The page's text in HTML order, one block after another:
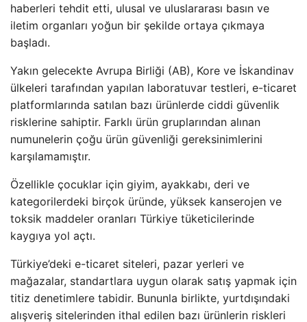
haberleri tehdit etti, ulusal ve uluslararası basın ve
iletim organları yoğun bir şekilde ortaya çıkmaya
başladı.
Yakın gelecekte Avrupa Birliği (AB), Kore ve İskandinav
ülkeleri tarafından yapılan laboratuvar testleri, e-ticaret
platformlarında satılan bazı ürünlerde ciddi güvenlik
risklerine sahiptir. Farklı ürün gruplarından alınan
numunelerin çoğu ürün güvenliği gereksinimlerini
karşılamamıştır.
Özellikle çocuklar için giyim, ayakkabı, deri ve
kategorilerdeki birçok üründe, yüksek kanserojen ve
toksik maddeler oranları Türkiye tüketicilerinde
kaygıya yol açtı.
Türkiye’deki e-ticaret siteleri, pazar yerleri ve
mağazalar, standartlara uygun olarak satış yapmak için
titiz denetimlere tabidir. Bununla birlikte, yurtdışındaki
alışveriş sitelerinden ithal edilen bazı ürünlerin riskleri